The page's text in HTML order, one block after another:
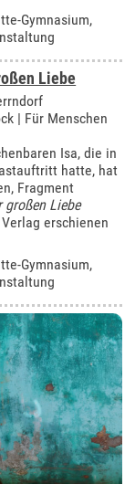
Gymnasium,
Liebe
| Für Menschen
Isa, die in
hatte, hat
Fragment
großen Liebe
erschienen
Gymnasium,